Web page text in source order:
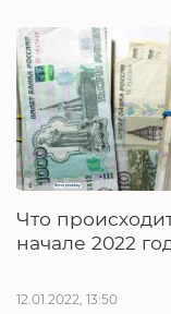
Что
начале 2022
12.01.2022, 13:50